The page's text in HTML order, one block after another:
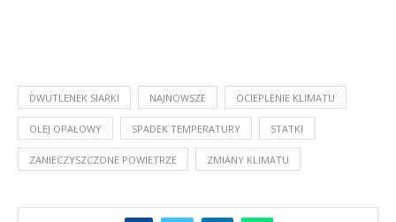
DWUTLENEK SIARKI NAJNOWSZE OCIEPLENIE KLIMATU
OLEJ OPAŁOWY SPADEK TEMPERATURY STATKI
ZANIECZYSZCZONE POWIETRZE ZMIANY KLIMATU